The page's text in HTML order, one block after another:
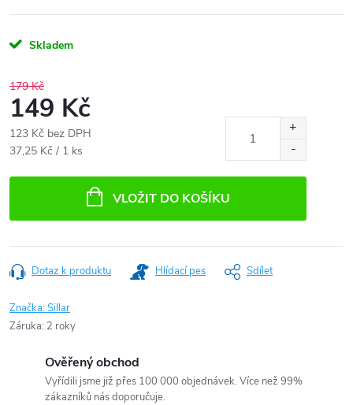
Skladem
179 Kč
149 Kč
123 Kč bez DPH
Měrná
37,25 Kč / 1 ks
VLOŽIT DO KOŠÍKU
Dotaz k produktu Hlídací pes Sdílet
Značka:Sillar
Záruka: 2 roky
Ověřený obchod
Vyřídili jsme již přes 100 000 objednávek. Více než 99%
zákazníků nás doporučuje.